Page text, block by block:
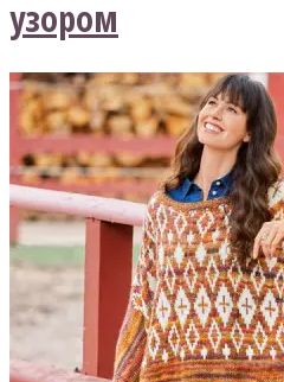
узором